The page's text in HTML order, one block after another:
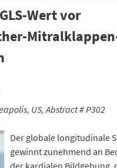
Wert vor
US, Abstract # P302
Der globale longitudinale
gewinnt zunehmend an
der kardialen Bildgebung,